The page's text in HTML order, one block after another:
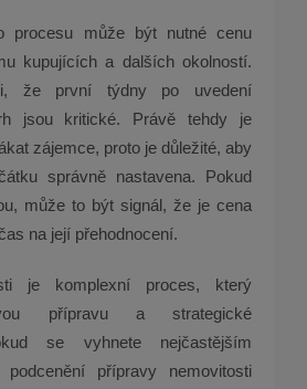
procesu může být nutné cenu
kupujících a dalších okolností.
že první týdny po uvedení
jsou kritické. Právě tehdy je
zájemce, proto je důležité, aby
správně nastavena. Pokud
může to být signál, že je cena
na její přehodnocení.
je komplexní proces, který
přípravu a strategické
se vyhnete nejčastějším
přípravy nemovitosti